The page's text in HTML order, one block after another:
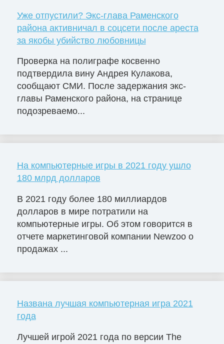
Уже отпустили? Экс-глава Раменского
района активничал в соцсети после ареста
за якобы убийство любовницы
Проверка на полиграфе косвенно
подтвердила вину Андрея Кулакова,
сообщают СМИ. После задержания экс-
главы Раменского района, на странице
подозреваемо...
На компьютерные игры в 2021 году ушло
180 млрд долларов
В 2021 году более 180 миллиардов
долларов в мире потратили на
компьютерные игры. Об этом говорится в
отчете маркетинговой компании Newzoo о
продажах ...
Названа лучшая компьютерная игра 2021
года
Лучшей игрой 2021 года по версии The